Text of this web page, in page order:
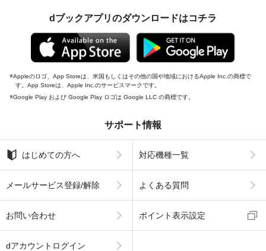
dブックアプリのダウンロードはコチラ
Appleのロゴ、App Storeは、米国もしくはその他の国や地域におけるApple Inc.の商標で
す。App Storeは、Apple Inc.のサービスマークです。
Google Play および Google Play ロゴは Google LLC の商標です。
サポート情報
はじめての方へ 対応機種一覧
メールサービス登録/解除 よくある質問
お問い合わせ ポイント表示設定
dアカウントログイン